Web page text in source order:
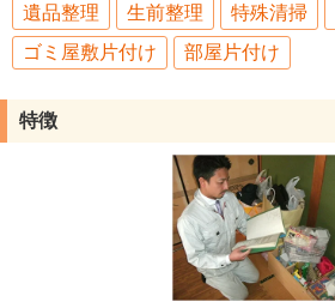
遺品整理 生前整理 特殊清掃
ゴミ屋敷片付け
部屋片付け
特徴